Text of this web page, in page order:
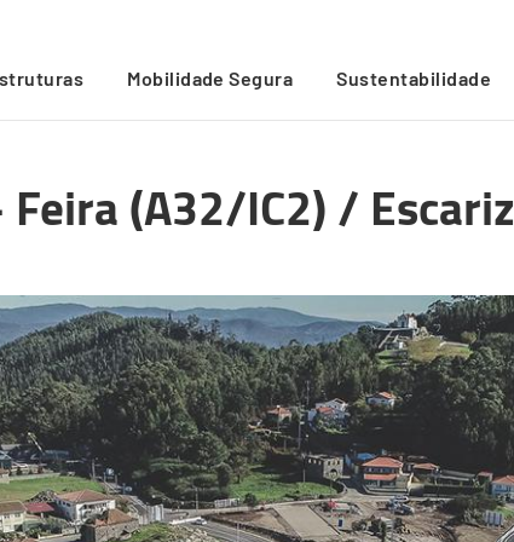
Mobilidade Segura Sustentabilidade
(A32/IC2) / Escariz